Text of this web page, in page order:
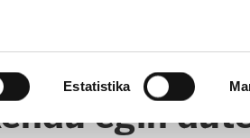
Estatistika
egin